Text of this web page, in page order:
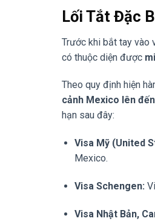
Lối Tắt Đặc
Trước khi bắt tay vào
có thuộc diện được
Theo quy định hiện
cảnh Mexico lên
hạn sau đây:
Visa Mỹ (United
Mexico.
Visa Schengen:
Visa Nhật Bản,